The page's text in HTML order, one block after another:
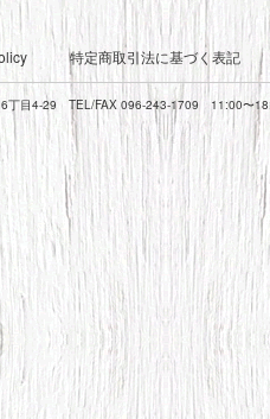
特定商取引法に基づく表記
6丁目4-29 TEL/FAX 096-243-1709 11:00〜